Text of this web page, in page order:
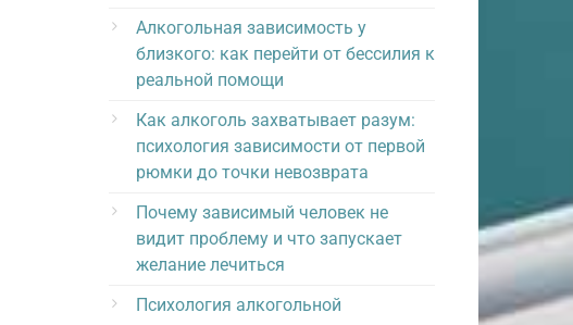
Алкогольная зависимость у
близкого: как перейти от бессилия к
реальной помощи
Как алкоголь захватывает разум:
психология зависимости от первой
рюмки до точки невозврата
Почему зависимый человек не
видит проблему и что запускает
желание лечиться
Психология алкогольной